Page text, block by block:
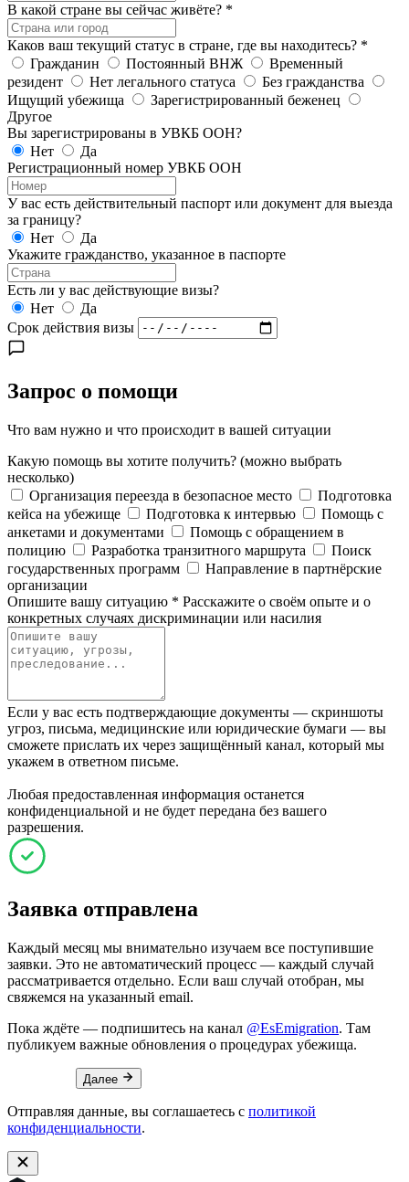
В какой стране вы сейчас живёте? *
Каков ваш текущий статус в стране, где вы находитесь? *
Гражданин
Постоянный ВНЖ
Временный
резидент
Нет легального статуса
Без гражданства
Ищущий убежища
Зарегистрированный беженец
Другое
Вы зарегистрированы в УВКБ ООН?
Нет
Да
Регистрационный номер УВКБ ООН
У вас есть действительный паспорт или документ для выезда
за границу?
Нет
Да
Укажите гражданство, указанное в паспорте
Есть ли у вас действующие визы?
Нет
Да
Срок действия визы
Запрос о помощи
Что вам нужно и что происходит в вашей ситуации
Какую помощь вы хотите получить? (можно выбрать
несколько)
Организация переезда в безопасное место
Подготовка
кейса на убежище
Подготовка к интервью
Помощь с
анкетами и документами
Помощь с обращением в
полицию
Разработка транзитного маршрута
Поиск
государственных программ
Направление в партнёрские
организации
Опишите вашу ситуацию * Расскажите о своём опыте и о
конкретных случаях дискриминации или насилия
Если у вас есть подтверждающие документы — скриншоты
угроз, письма, медицинские или юридические бумаги — вы
сможете прислать их через защищённый канал, который мы
укажем в ответном письме.
Любая предоставленная информация останется
конфиденциальной и не будет передана без вашего
разрешения.
Заявка отправлена
Каждый месяц мы внимательно изучаем все поступившие
заявки. Это не автоматический процесс — каждый случай
рассматривается отдельно. Если ваш случай отобран, мы
свяжемся на указанный email.
Пока ждёте — подпишитесь на канал @EsEmigration. Там
публикуем важные обновления о процедурах убежища.
Далее
Отправляя данные, вы соглашаетесь с политикой
конфиденциальности.